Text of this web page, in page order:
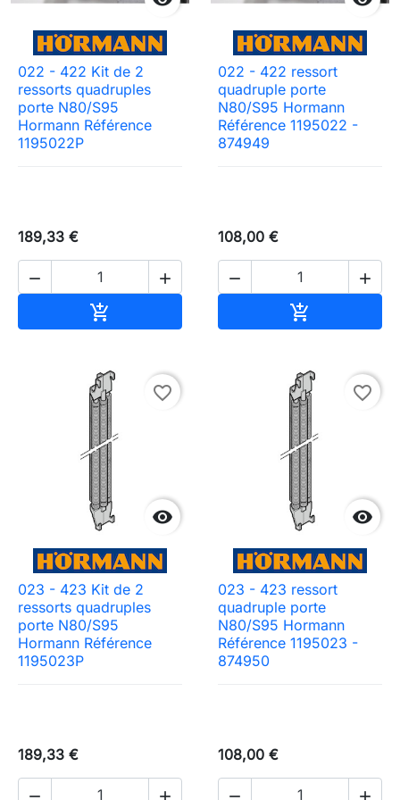
022 - 422 Kit de 2
ressorts quadruples
porte N80/S95
Hormann Référence
1195022P
189,33 €
 

022 - 422 ressort
quadruple porte
N80/S95 Hormann
Référence 1195022 -
874949
108,00 €
 


favorite_border
023 - 423 Kit de 2
ressorts quadruples
porte N80/S95
Hormann Référence
1195023P
189,33 €
 

favorite_border
023 - 423 ressort
quadruple porte
N80/S95 Hormann
Référence 1195023 -
874950
108,00 €
 